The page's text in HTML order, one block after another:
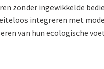
zonder ingewikkelde
integreren met
van hun ecologische